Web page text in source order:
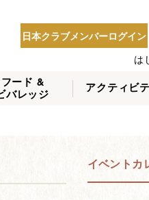
日本クラブメンバーログイン
は
フード &
バレッジ
アクティビ
イベントカ